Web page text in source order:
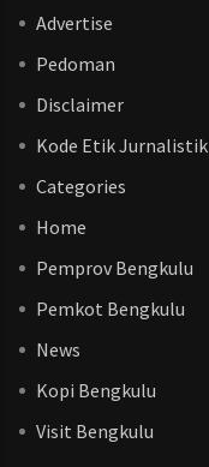
Advertise
Pedoman
Disclaimer
Kode Etik Jurnalistik
Categories
Home
Pemprov Bengkulu
Pemkot Bengkulu
News
Kopi Bengkulu
Visit Bengkulu